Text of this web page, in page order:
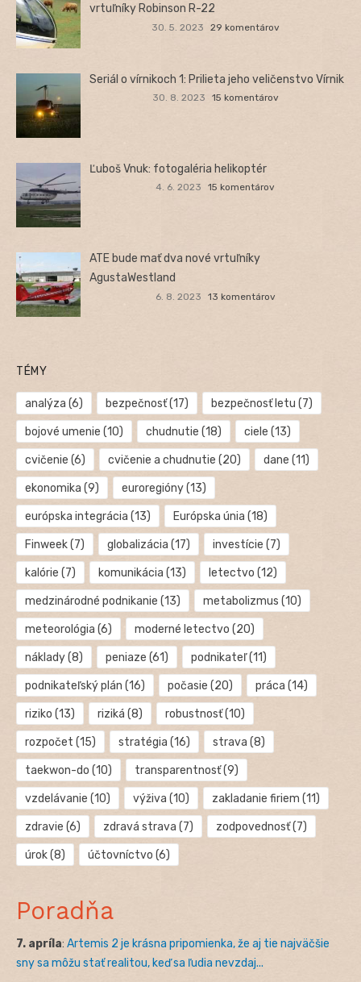
vrtuľníky Robinson R-22
30. 5. 2023 29 komentárov
Seriál o vírnikoch 1: Prilieta jeho veličenstvo Vírnik
30. 8. 2023 15 komentárov
Ľuboš Vnuk: fotogaléria helikoptér
4. 6. 2023 15 komentárov
ATE bude mať dva nové vrtuľníky
AgustaWestland
6. 8. 2023 13 komentárov
TÉMY
analýza (6) bezpečnosť(17) bezpečnosť letu (7)
bojové umenie (10) chudnutie (18) ciele (13)
cvičenie (6) cvičenie a chudnutie (20) dane (11)
ekonomika (9) euroregióny(13)
európska integrácia (13) Európska únia (18)
Finweek(7) globalizácia (17) investície (7)
kalórie (7) komunikácia (13) letectvo (12)
medzinárodné podnikanie (13) metabolizmus (10)
meteorológia (6) moderné letectvo (20)
náklady(8) peniaze (61) podnikateľ(11)
podnikateľský plán (16) počasie (20) práca (14)
riziko (13) riziká (8) robustnosť(10)
rozpočet (15) stratégia (16) strava (8)
taekwon-do (10) transparentnosť(9)
vzdelávanie (10) výživa (10) zakladanie firiem (11)
zdravie (6) zdravá strava (7) zodpovednosť(7)
úrok(8) účtovníctvo (6)
Poradňa
7. apríla: Artemis 2 je krásna pripomienka, že aj tie najväčšie
sny sa môžu stať realitou, keď sa ľudia nevzdaj...